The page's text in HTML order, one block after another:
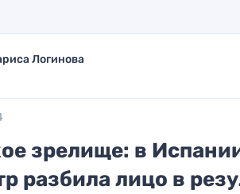
Логинова
зрелище: в
разбила лицо в